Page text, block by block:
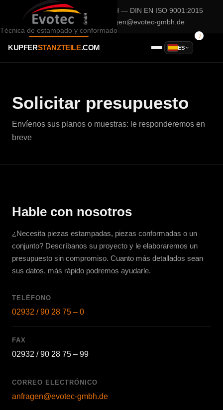
Técnica de estampado y conformado
Una empresa deEvotec GmbH — DIN EN ISO 9001:2015
02932 / 90 28 75 0
anfragen@evotec-gmbh.de
KUPFERSTANZTEILE.COM ES
Solicitar presupuesto
Envíenos sus planos o muestras: le responderemos en
breve
Hable con nosotros
¿Necesita piezas estampadas, piezas conformadas o un
conjunto? Descríbanos su proyecto y le elaboraremos un
presupuesto sin compromiso. Cuanto más detallados sean
sus datos, más rápido podremos ayudarle.
TELÉFONO
02932 / 90 28 75 – 0
FAX
02932 / 90 28 75 – 99
CORREO ELECTRÓNICO
anfragen@evotec-gmbh.de